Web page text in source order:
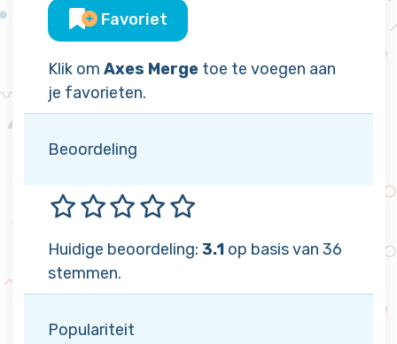
Favoriet
Klik om Axes Merge toe te voegen aan
je favorieten.
Beoordeling
Huidige beoordeling: 3.1 op basis van 36
stemmen.
Populariteit